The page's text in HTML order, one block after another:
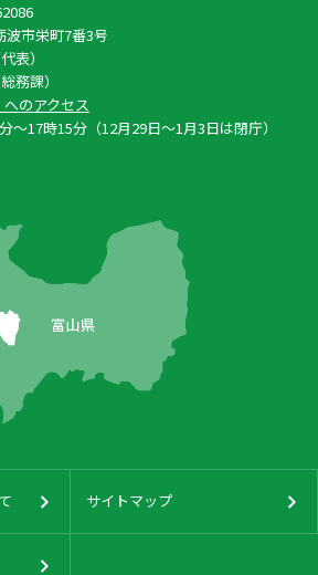
市栄町7番3号
表）
務課）
のアクセス
〜17時15分（12月29日〜1月3日は閉庁）
サイトマップ